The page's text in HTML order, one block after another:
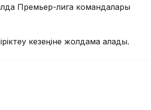
Премьер-лига командалары
кезеңіне жолдама алады.